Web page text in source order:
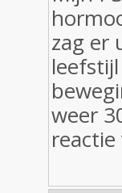
zag er
weer